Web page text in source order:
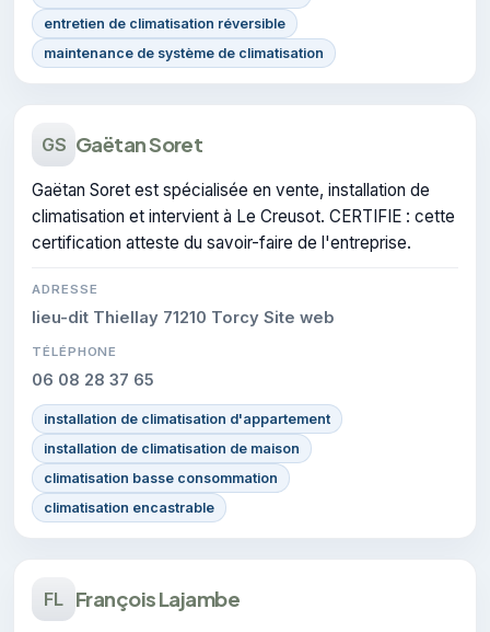
entretien de climatisation réversible
maintenance de système de climatisation
GS Gaëtan Soret
Gaëtan Soret est spécialisée en vente, installation de
climatisation et intervient à Le Creusot. CERTIFIE : cette
certification atteste du savoir-faire de l'entreprise.
ADRESSE
lieu-dit Thiellay 71210 Torcy Site web
TÉLÉPHONE
06 08 28 37 65
installation de climatisation d'appartement
installation de climatisation de maison
climatisation basse consommation
climatisation encastrable
FL François Lajambe